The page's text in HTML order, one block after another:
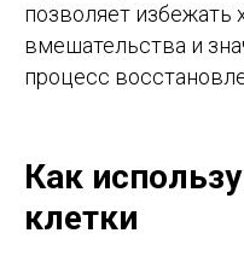
позволяет избежать
вмешательства и
процесс
Как
клетки